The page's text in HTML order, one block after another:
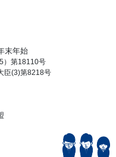
末年始
）第18110号
臣(3)第8218号